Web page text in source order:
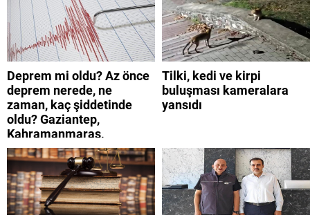
Deprem mi oldu? Az önce
deprem nerede, ne
zaman, kaç şiddetinde
oldu? Gaziantep,
Kahramanmaraş,
Adıyaman, Şanlıurfa,
Suriye, Kilis, Hatay,
Osmaniye 9 Ağustos 2026
AFAD son depremler
listesi
Tilki, kedi ve kirpi
buluşması kameralara
yansıdı